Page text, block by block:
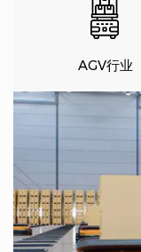
AGV行业